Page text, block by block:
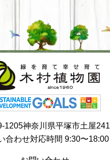
1205神奈川県平塚市土屋241
合わせ対応時間 9:30〜18:00